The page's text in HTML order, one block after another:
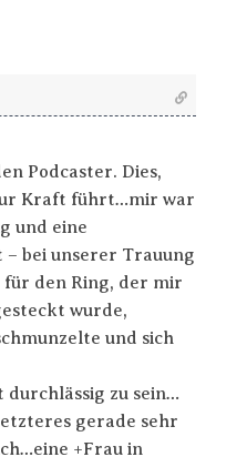
Podcaster. Dies,
Kraft führt…mir war
und eine
bei unserer Trauung
für den Ring, der mir
wurde,
und sich
zu sein…
gerade sehr
+Frau in